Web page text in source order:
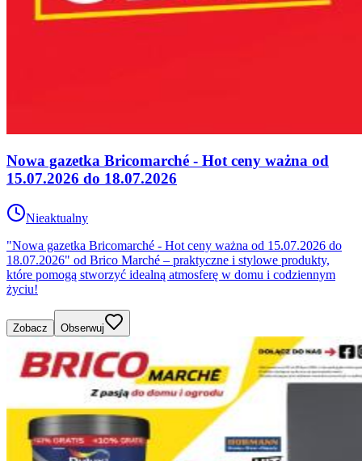
Nowa gazetka Bricomarché - Hot ceny ważna od
15.07.2026 do 18.07.2026
Nieaktualny
"Nowa gazetka Bricomarché - Hot ceny ważna od 15.07.2026 do
18.07.2026" od Brico Marché – praktyczne i stylowe produkty,
które pomogą stworzyć idealną atmosferę w domu i codziennym
życiu!
Zobacz Obserwuj